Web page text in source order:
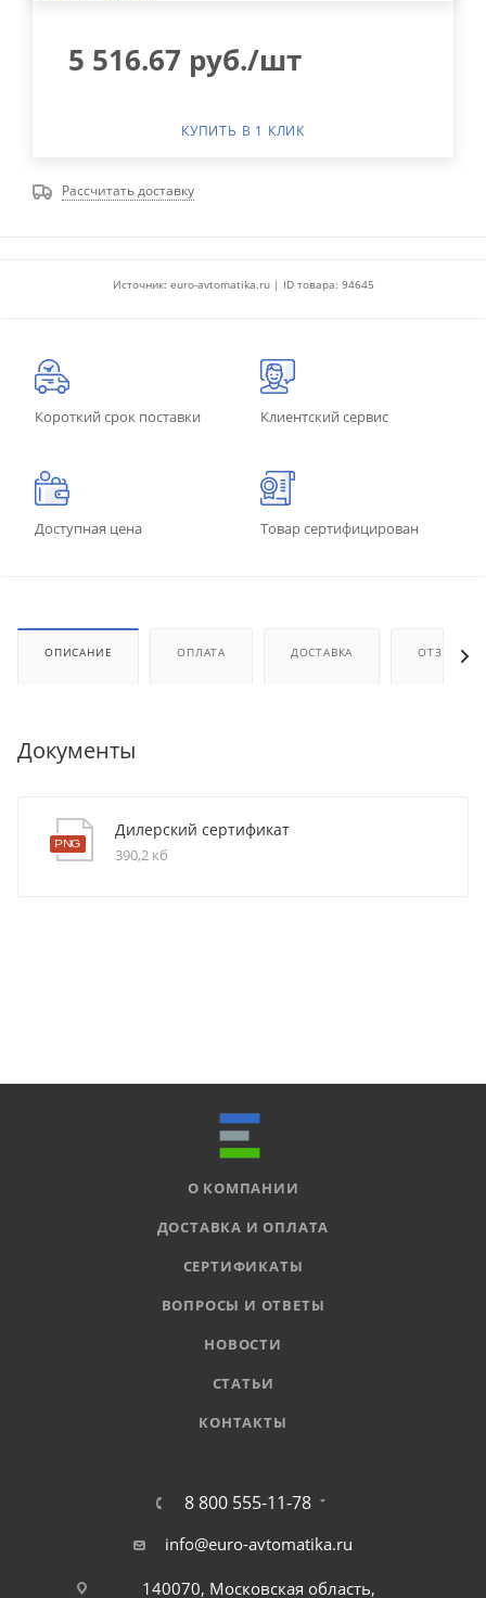
5 516.67 руб./шт
КУПИТЬ В 1 КЛИК
Рассчитать доставку
Источник: euro-avtomatika.ru | ID товара: 94645
Короткий срок поставки Клиентский сервис
Доступная цена Товар сертифицирован
ОПИСАНИЕ ОПЛАТА ДОСТАВКА ОТЗЫВЫ
Документы
Дилерский сертификат
390,2 кб
О КОМПАНИИ
ДОСТАВКА И ОПЛАТА
СЕРТИФИКАТЫ
ВОПРОСЫ И ОТВЕТЫ
НОВОСТИ
СТАТЬИ
КОНТАКТЫ
8 800 555-11-78
info@euro-avtomatika.ru
140070, Московская область,